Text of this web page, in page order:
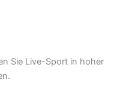
Sie Live-Sport in hoher